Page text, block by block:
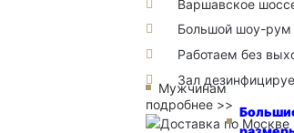
Мужчинам
Варшавское
Большой шоу-рум
Работаем без
Зал
подробнее >>